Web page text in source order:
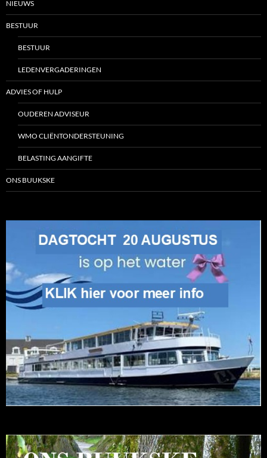
NIEUWS
BESTUUR
BESTUUR
LEDENVERGADERINGEN
ADVIES OF HULP
OUDEREN ADVISEUR
WMO CLIËNTONDERSTEUNING
BELASTING AANGIFTE
ONS BUUKSKE